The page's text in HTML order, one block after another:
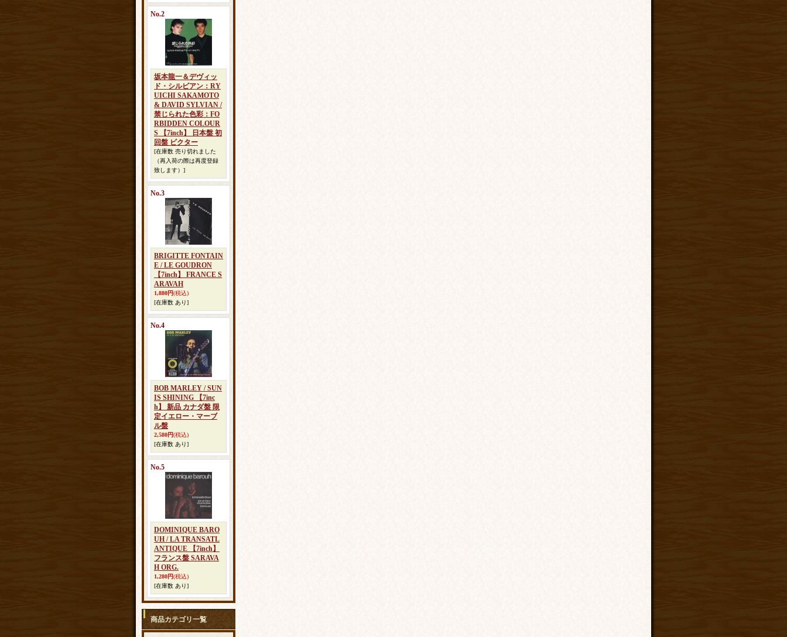
No.2
坂本龍一＆デヴィッ
ド・シルビアン：RY
UICHI SAKAMOTO
& DAVID SYLVIAN /
禁じられた色彩：FO
RBIDDEN COLOUR
S 【7inch】 日本盤 初
回盤 ビクター
[在庫数 売り切れました
（再入荷の際は再度登録
致します）]
No.3
BRIGITTE FONTAIN
E / LE GOUDRON
【7inch】 FRANCE S
ARAVAH
1,880円(税込)
[在庫数 あり]
No.4
BOB MARLEY / SUN
IS SHINING 【7inc
h】 新品 カナダ盤 限
定イエロー・マーブ
ル盤
2,580円(税込)
[在庫数 あり]
No.5
DOMINIQUE BARO
UH / LA TRANSATL
ANTIQUE 【7inch】
フランス盤 SARAVA
H ORG.
1,280円(税込)
[在庫数 あり]
商品カテゴリ一覧